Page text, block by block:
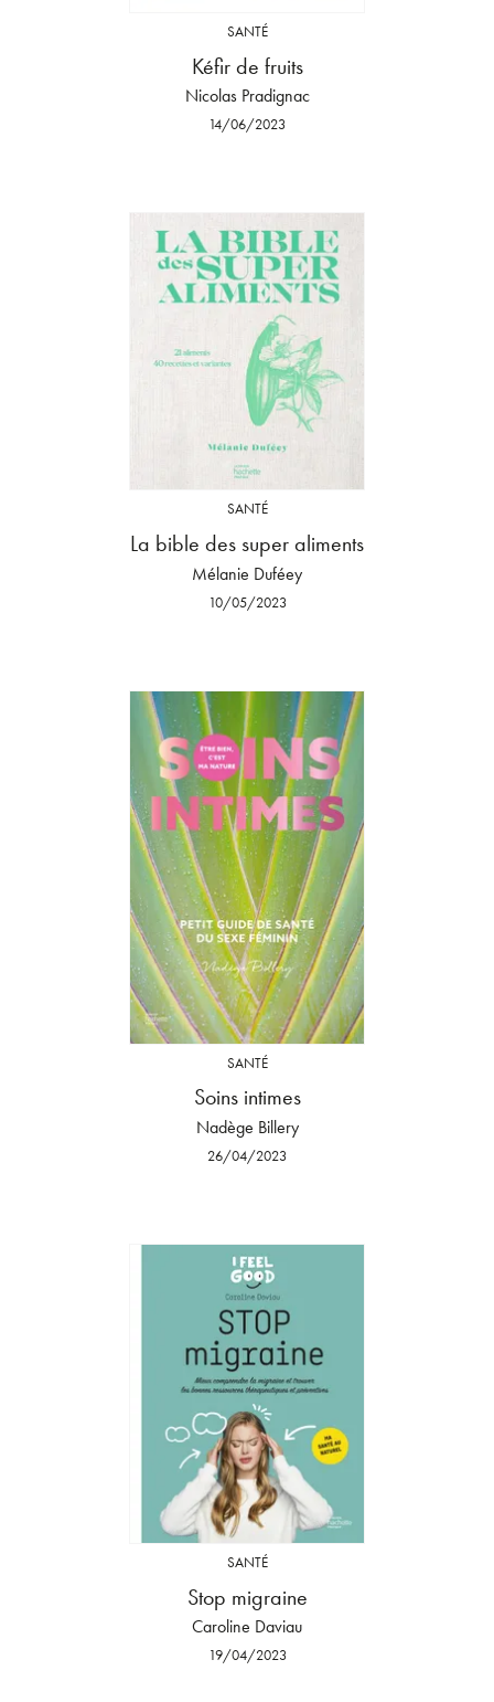
SANTÉ
Kéfir de fruits
Nicolas Pradignac
14/06/2023
SANTÉ
La bible des super aliments
Mélanie Duféey
10/05/2023
SANTÉ
Soins intimes
Nadège Billery
26/04/2023
SANTÉ
Stop migraine
Caroline Daviau
19/04/2023